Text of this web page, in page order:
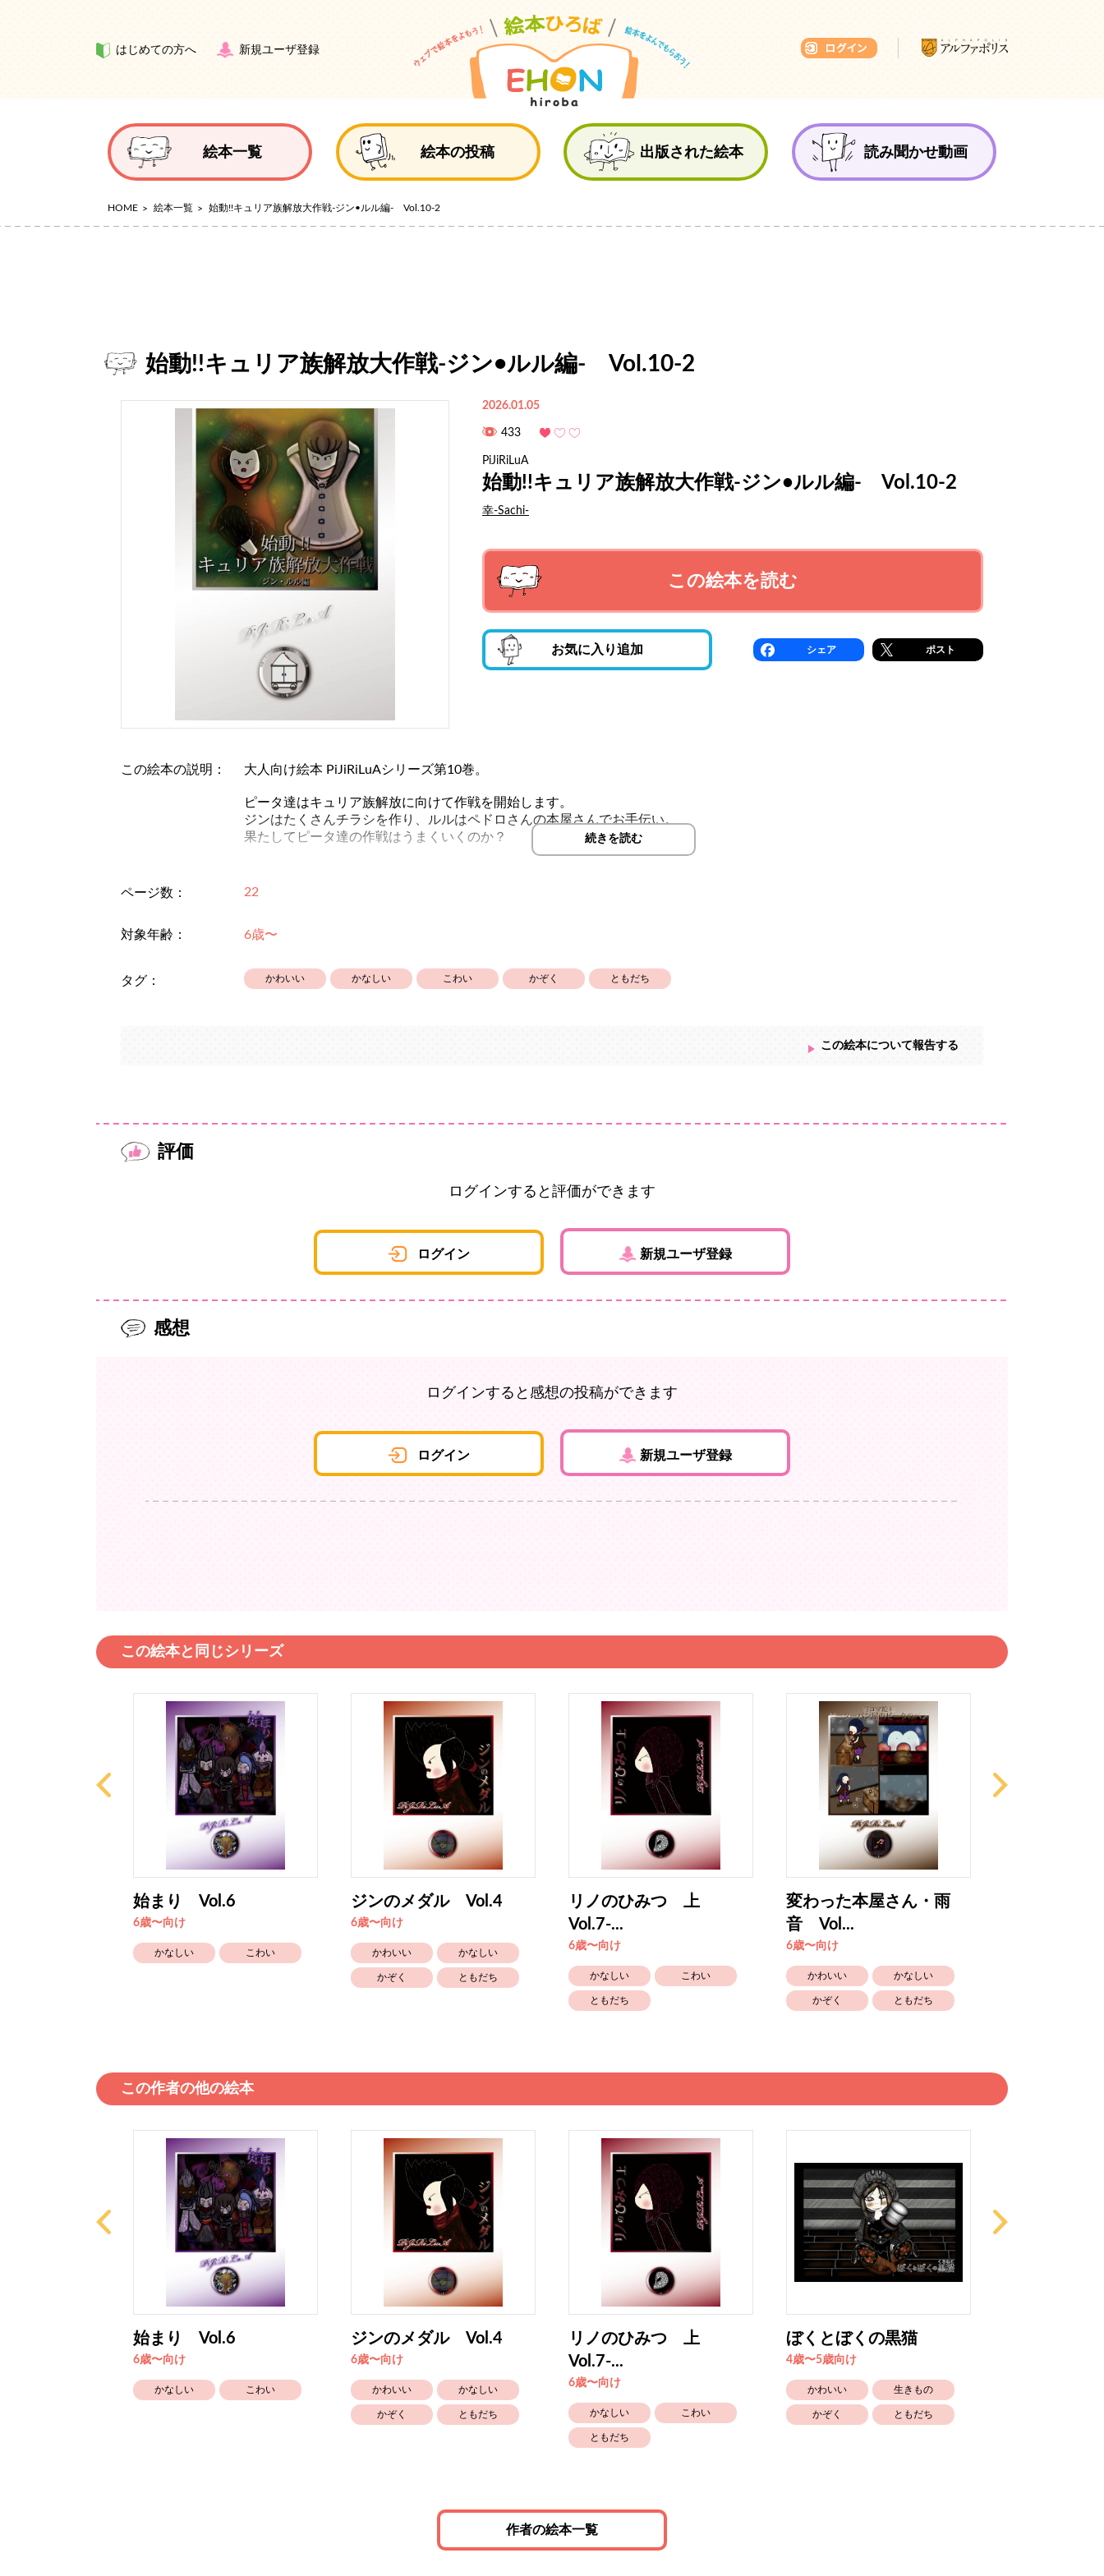
はじめての方へ 新規ユーザ登録
絵本一覧 絵本の投稿 出版された絵本 読み聞かせ動画
HOME 絵本一覧 始動!!キュリア族解放大作戦-ジン•ルル編- Vol.10-2
始動!!キュリア族解放大作戦-ジン•ルル編- Vol.10-2
2026.01.05
433
PiJiRiLuA
始動!!キュリア族解放大作戦-ジン•ルル編- Vol.10-2
幸-Sachi-
この絵本を読む
お気に入り追加 シェア ポスト
この絵本の説明： 大人向け絵本 PiJiRiLuAシリーズ第10巻。
ピータ達はキュリア族解放に向けて作戦を開始します。
ジンはたくさんチラシを作り、ルルはペドロさんの本屋さんでお手伝い。
果たしてピータ達の作戦はうまくいくのか？
https://www.alphapolis.co.jp/manga/931493304/736040775
続きを読む
ページ数： 22
対象年齢： 6歳〜
タグ： かわいい かなしい こわい かぞく ともだち
この絵本について報告する
評価
ログインすると評価ができます
ログイン 新規ユーザ登録
感想
ログインすると感想の投稿ができます
ログイン 新規ユーザ登録
この絵本と同じシリーズ
始まり Vol.6
6歳〜向け
かなしい こわい
ジンのメダル Vol.4
6歳〜向け
かわいい かなしい
かぞく ともだち
リノのひみつ 上
Vol.7-...
6歳〜向け
かなしい こわい
ともだち
変わった本屋さん・雨
音 Vol...
6歳〜向け
かわいい かなしい
かぞく ともだち
この作者の他の絵本
始まり Vol.6
6歳〜向け
かなしい こわい
ジンのメダル Vol.4
6歳〜向け
かわいい かなしい
かぞく ともだち
リノのひみつ 上
Vol.7-...
6歳〜向け
かなしい こわい
ともだち
ぼくとぼくの黒猫
4歳〜5歳向け
かわいい 生きもの
かぞく ともだち
作者の絵本一覧